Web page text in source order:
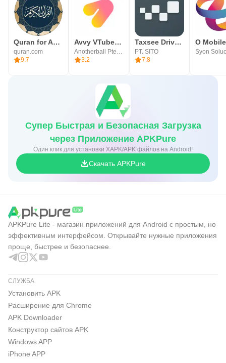
Quran for Android
quran.com
9.7
Avvy VTuber&Anime Avatar
Anotherball Pte Ltd
3.2
Taxsee Driver – работа в такси
PT. SITO
7.8
O Mobile
Супер Быстрая и Безопасная Загрузка
через Приложение APKPure
Один клик для установки XAPK/APK файлов на Android!
Скачать APKPure
APKPure Lite - магазин приложений для Android с простым, но
эффективным интерфейсом. Открывайте нужные приложения
проще, быстрее и безопаснее.
СЛУЖБА
Установить APK
Расширение для Chrome
APK Downloader
Конструктор сайтов APK
Windows APP
iPhone APP